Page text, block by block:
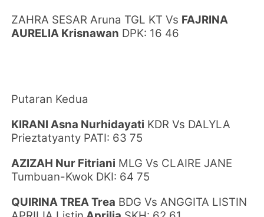
ZAHRA SESAR Aruna TGL KTVs FAJRINA
AURELIA Krisnawan DPK: 16 46
Putaran Kedua
KIRANI Asna Nurhidayati KDR Vs DALYLA
Prieztatyanty PATI: 63 75
AZIZAH Nur Fitriani MLGVs CLAIRE JANE
Tumbuan-Kwok DKI: 64 75
QUIRINA TREA Trea BDG VsANGGITA LISTIN